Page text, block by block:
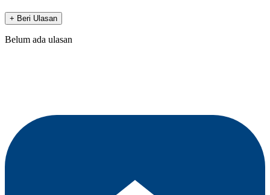
+ Beri Ulasan
Belum ada ulasan